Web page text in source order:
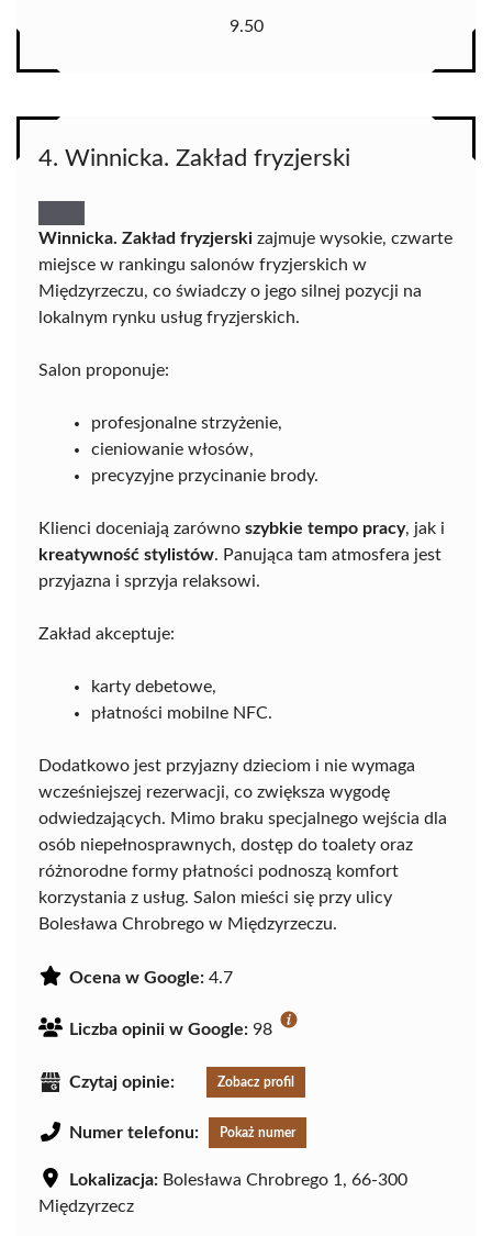
9.50
4. Winnicka. Zakład fryzjerski
Winnicka. Zakład fryzjerski zajmuje wysokie, czwarte
miejsce w rankingu salonów fryzjerskich w
Międzyrzeczu, co świadczy o jego silnej pozycji na
lokalnym rynku usług fryzjerskich.
Salon proponuje:
profesjonalne strzyżenie,
cieniowanie włosów,
precyzyjne przycinanie brody.
Klienci doceniają zarówno szybkie tempo pracy, jak i
kreatywność stylistów. Panująca tam atmosfera jest
przyjazna i sprzyja relaksowi.
Zakład akceptuje:
karty debetowe,
płatności mobilne NFC.
Dodatkowo jest przyjazny dzieciom i nie wymaga
wcześniejszej rezerwacji, co zwiększa wygodę
odwiedzających. Mimo braku specjalnego wejścia dla
osób niepełnosprawnych, dostęp do toalety oraz
różnorodne formy płatności podnoszą komfort
korzystania z usług. Salon mieści się przy ulicy
Bolesława Chrobrego w Międzyrzeczu.
Ocena w Google: 4.7
Liczba opinii w Google: 98
Czytaj opinie: Zobacz profil
Numer telefonu: Pokaż numer
Lokalizacja: Bolesława Chrobrego 1, 66-300
Międzyrzecz